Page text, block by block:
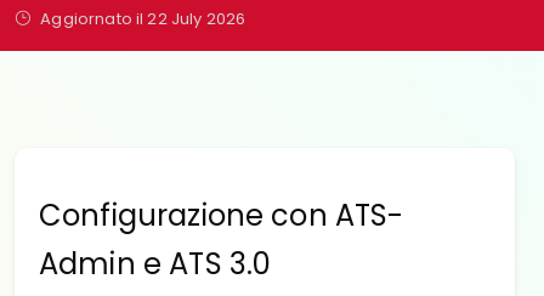
Aggiornato il 22 July 2026
Configurazione con ATS-
Admin e ATS 3.0